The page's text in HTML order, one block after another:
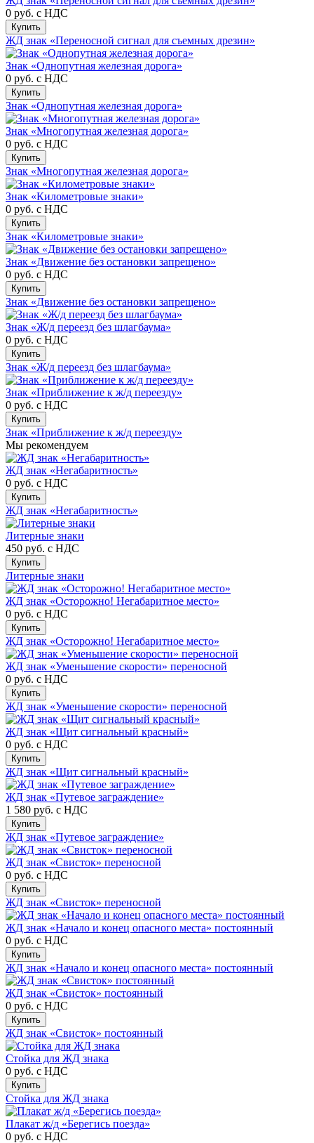
0 руб. с НДС
Купить
ЖД знак «Переносной сигнал для съемных дрезин»
Знак «Однопутная железная дорога»
0 руб. с НДС
Купить
Знак «Однопутная железная дорога»
Знак «Многопутная железная дорога»
0 руб. с НДС
Купить
Знак «Многопутная железная дорога»
Знак «Километровые знаки»
0 руб. с НДС
Купить
Знак «Километровые знаки»
Знак «Движение без остановки запрещено»
0 руб. с НДС
Купить
Знак «Движение без остановки запрещено»
Знак «Ж/д переезд без шлагбаума»
0 руб. с НДС
Купить
Знак «Ж/д переезд без шлагбаума»
Знак «Приближение к ж/д переезду»
0 руб. с НДС
Купить
Знак «Приближение к ж/д переезду»
Мы рекомендуем
ЖД знак «Негабаритность»
0 руб. с НДС
Купить
ЖД знак «Негабаритность»
Литерные знаки
450 руб. с НДС
Купить
Литерные знаки
ЖД знак «Осторожно! Негабаритное место»
0 руб. с НДС
Купить
ЖД знак «Осторожно! Негабаритное место»
ЖД знак «Уменьшение скорости» переносной
0 руб. с НДС
Купить
ЖД знак «Уменьшение скорости» переносной
ЖД знак «Щит сигнальный красный»
0 руб. с НДС
Купить
ЖД знак «Щит сигнальный красный»
ЖД знак «Путевое заграждение»
1 580 руб. с НДС
Купить
ЖД знак «Путевое заграждение»
ЖД знак «Свисток» переносной
0 руб. с НДС
Купить
ЖД знак «Свисток» переносной
ЖД знак «Начало и конец опасного места» постоянный
0 руб. с НДС
Купить
ЖД знак «Начало и конец опасного места» постоянный
ЖД знак «Свисток» постоянный
0 руб. с НДС
Купить
ЖД знак «Свисток» постоянный
Стойка для ЖД знака
0 руб. с НДС
Купить
Стойка для ЖД знака
Плакат ж/д «Берегись поезда»
0 руб. с НДС